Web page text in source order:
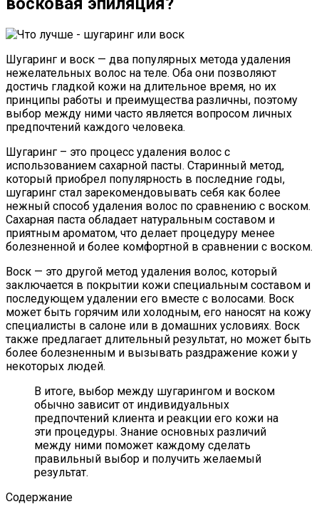
Шугаринг и воск — два популярных метода удаления
нежелательных волос на теле. Оба они позволяют
достичь гладкой кожи на длительное время, но их
принципы работы и преимущества различны, поэтому
выбор между ними часто является вопросом личных
предпочтений каждого человека.
Шугаринг – это процесс удаления волос с
использованием сахарной пасты. Старинный метод,
который приобрел популярность в последние годы,
шугаринг стал зарекомендовывать себя как более
нежный способ удаления волос по сравнению с воском.
Сахарная паста обладает натуральным составом и
приятным ароматом, что делает процедуру менее
болезненной и более комфортной в сравнении с воском.
Воск — это другой метод удаления волос, который
заключается в покрытии кожи специальным составом и
последующем удалении его вместе с волосами. Воск
может быть горячим или холодным, его наносят на кожу
специалисты в салоне или в домашних условиях. Воск
также предлагает длительный результат, но может быть
более болезненным и вызывать раздражение кожи у
некоторых людей.
В итоге, выбор между шугарингом и воском
обычно зависит от индивидуальных
предпочтений клиента и реакции его кожи на
эти процедуры. Знание основных различий
между ними поможет каждому сделать
правильный выбор и получить желаемый
результат.
Содержание